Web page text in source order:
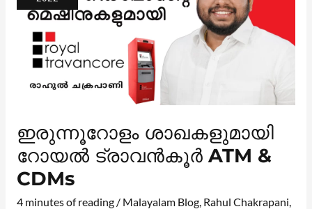
ഇരുന്നൂറോളം ശാഖകളുമായി
റോയൽ ട്രാവൻകൂർ ATM &
CDMs
4 minutes of reading/ Malayalam Blog, Rahul Chakrapani